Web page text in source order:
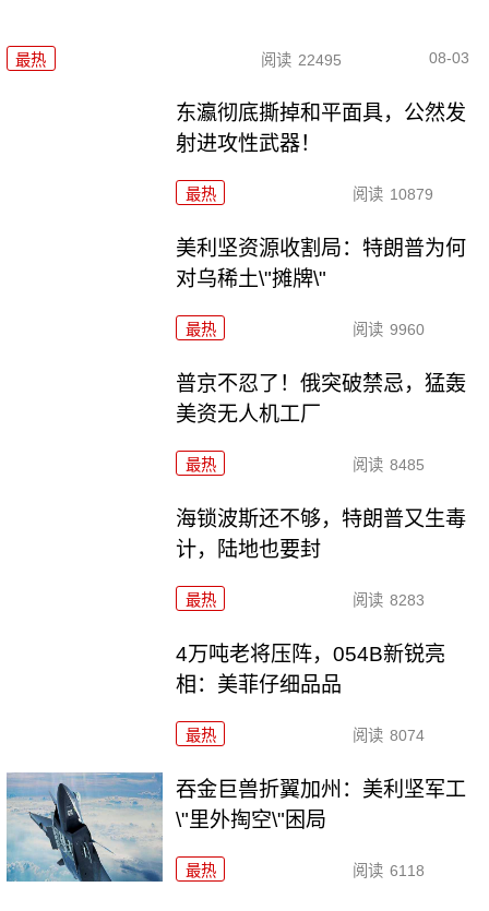
最热 阅读 22495 08-03
东瀛彻底撕掉和平面具，公然发
射进攻性武器！
最热 阅读 10879
美利坚资源收割局：特朗普为何
对乌稀土\"摊牌\"
最热 阅读 9960
普京不忍了！俄突破禁忌，猛轰
美资无人机工厂
最热 阅读 8485
海锁波斯还不够，特朗普又生毒
计，陆地也要封
最热 阅读 8283
4万吨老将压阵，054B新锐亮
相：美菲仔细品品
最热 阅读 8074
吞金巨兽折翼加州：美利坚军工
\"里外掏空\"困局
最热 阅读 6118